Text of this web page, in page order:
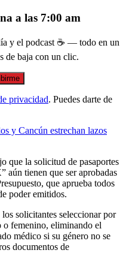
a las 7:00 am
y el podcast ☕ — todo en un
de baja con un clic.
privacidad. Puedes darte de
y Cancún estrechan lazos
que la solicitud de pasaportes
aún tienen que ser aprobadas
que aprueba todos
poder emitidos.
solicitantes seleccionar por
o femenino, eliminando el
médico si su género no se
documentos de